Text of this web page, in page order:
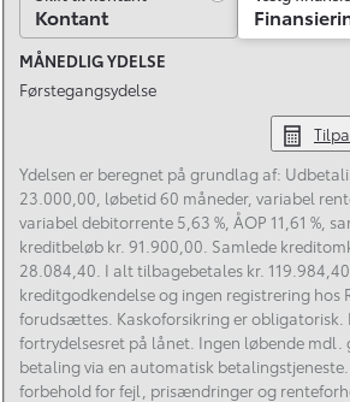
Kontant
MÅNEDLIG YDELSE
Førstegangsydelse
Ydelsen er beregnet på grundlag af:
23.000,00, løbetid 60 måneder, variabel rente 5,49 %,
variabel debitorrente 5,63 %, ÅOP 11,61 %, samlet
kreditbeløb kr. 91.900,00. Samlede
28.084,40. I alt tilbagebetales kr.
kreditgodkendelse og ingen registrering hos
forudsættes. Kaskoforsikring er obligatorisk.
fortrydelsesret på lånet. Ingen løbende mdl. gebyrer ved
betaling via en automatisk
forbehold for fejl, prisændringer og